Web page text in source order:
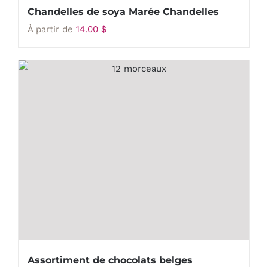
Chandelles de soya Marée Chandelles
À partir de 14.00 $
Assortiment de chocolats belges